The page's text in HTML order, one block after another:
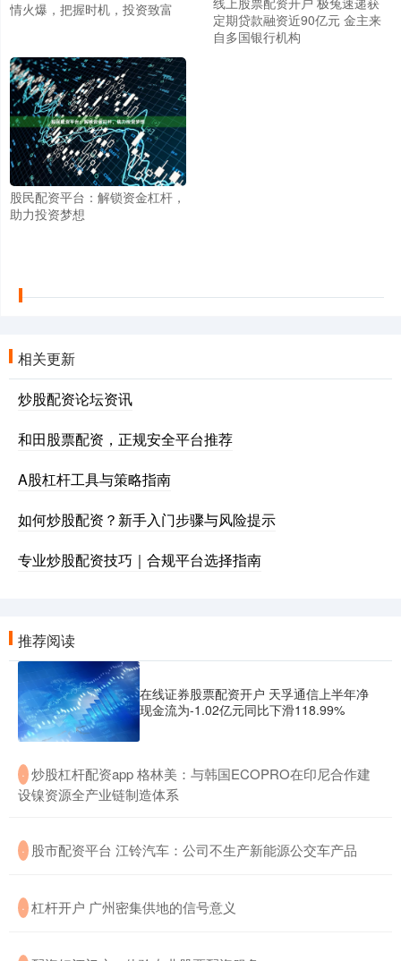
情火爆，把握时机，投资致富
定期贷款融资近90亿元 金主来
自多国银行机构
股民配资平台：解锁资金杠杆，
助力投资梦想
相关更新
炒股配资论坛资讯
和田股票配资，正规安全平台推荐
A股杠杆工具与策略指南
如何炒股配资？新手入门步骤与风险提示
专业炒股配资技巧｜合规平台选择指南
推荐阅读
在线证券股票配资开户 天孚通信上半年净
现金流为-1.02亿元同比下滑118.99%
· ​炒股杠杆配资app 格林美：与韩国ECOPRO在印尼合作建
设镍资源全产业链制造体系
· ​股市配资平台 江铃汽车：公司不生产新能源公交车产品
· ​杠杆开户 广州密集供地的信号意义